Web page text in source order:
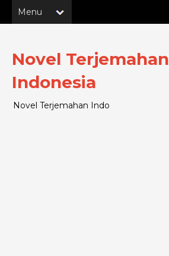
Novel Terjemahan
Indonesia
Novel Terjemahan Indo